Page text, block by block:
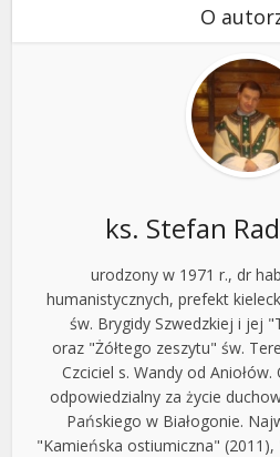
O
ks. Stefan
urodzony w 1971 r., dr
humanistycznych, prefekt
św. Brygidy Szwedzkiej i jej
oraz "Żółtego zeszytu" św.
Czciciel s. Wandy od
odpowiedzialny za życie
Pańskiego w Białogonie.
"Kamieńska ostiumiczna"